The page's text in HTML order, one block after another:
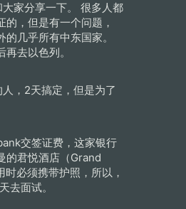
家分享一下。 很多人都
，但是有一个问题，
几乎所有中东国家。
去以色列。
，2天搞定，但是为了
交签证费，这家银行
的君悦酒店（Grand
必须携带护照，所以，
去面试。